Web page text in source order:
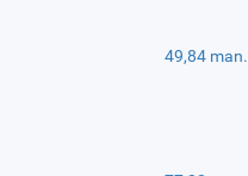
49,84 man.